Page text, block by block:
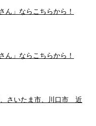
ん」ならこちらから！
ん」ならこちらから！
さいたま市、川口市 近